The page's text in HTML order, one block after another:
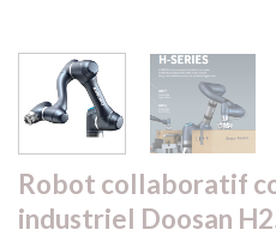
Robot collaboratif
industriel Doosan